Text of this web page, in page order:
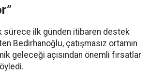
sürece ilk günden itibaren destek
Bedirhanoğlu, çatışmasız ortamın
geleceği açısından önemli fırsatlar